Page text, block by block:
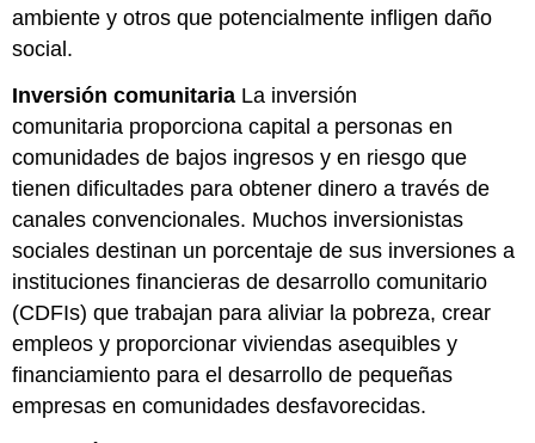
ambiente y otros que potencialmente infligen daño
social.
Inversión comunitaria La inversión
comunitaria proporciona capital a personas en
comunidades de bajos ingresos y en riesgo que
tienen dificultades para obtener dinero a través de
canales convencionales. Muchos inversionistas
sociales destinan un porcentaje de sus inversiones a
instituciones financieras de desarrollo comunitario
(CDFIs) que trabajan para aliviar la pobreza, crear
empleos y proporcionar viviendas asequibles y
financiamiento para el desarrollo de pequeñas
empresas en comunidades desfavorecidas.